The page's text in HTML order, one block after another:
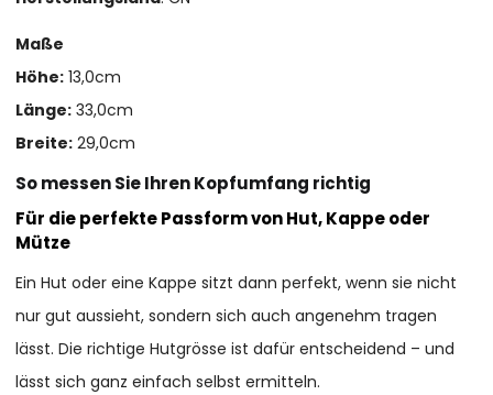
Maße
Höhe: 13,0cm
Länge: 33,0cm
Breite: 29,0cm
So messen Sie Ihren Kopfumfang richtig
Für die perfekte Passform von Hut, Kappe oder
Mütze
Ein Hut oder eine Kappe sitzt dann perfekt, wenn sie nicht
nur gut aussieht, sondern sich auch angenehm tragen
lässt. Die richtige Hutgrösse ist dafür entscheidend – und
lässt sich ganz einfach selbst ermitteln.